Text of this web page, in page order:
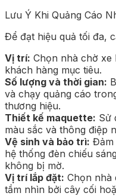
Lưu Ý Khi Quảng Cáo
Để đạt hiệu quả tối đa,
Vị trí: Chọn nhà chờ
khách hàng mục tiêu.
Số lượng và thời gian:
và chạy quảng cáo
thương hiệu.
Thiết kế maquette: Sử
màu sắc và thông điệp
Vệ sinh và bảo trì: Đảm
hệ thống đèn chiếu
không bị mờ.
Vị trí lắp đặt: Chọn nhà
tầm nhìn bởi cây cối